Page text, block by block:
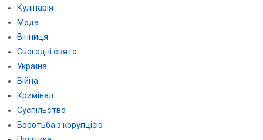
Кулінарія
Мода
Вінниця
Сьогодні свято
Україна
Війна
Кримінал
Суспільство
Боротьба з корупцією